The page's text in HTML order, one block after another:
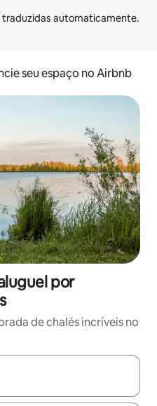
seu espaço no Airbnb
por
de chalés incríveis no
disponíveis, explore-os